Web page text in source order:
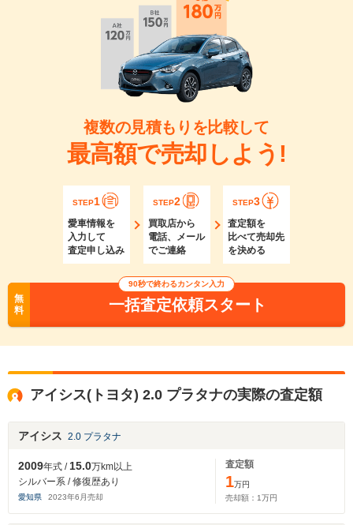
複数の見積もりを比較して
最高額で売却しよう!
STEP1
愛車情報を
入力して
査定申し込み
STEP2
買取店から
電話、メール
でご連絡
STEP3
査定額を
比べて売却先
を決める
無
料
90秒で終わるカンタン入力
一括査定依頼スタート
アイシス(トヨタ) 2.0 プラタナの実際の査定額
アイシス 2.0 プラタナ
2009年式 /15.0万km以上
シルバー系 / 修復歴あり
愛知県 2023年6 月売却
査定額
1万円
売却額： 1万円